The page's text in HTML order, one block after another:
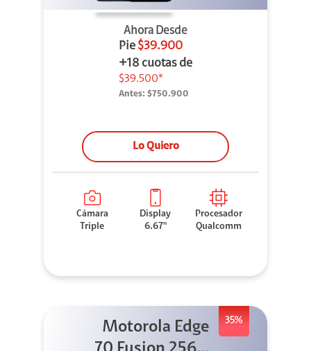
Ahora Desde
Pie $39.900
+18 cuotas de
$39.500*
Antes: $750.900
Lo Quiero
Cámara
Triple
Display
6.67"
Procesador
Qualcomm
35%
Motorola Edge